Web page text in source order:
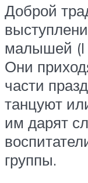
Доброй
малышей (I
Они
части
танцуют
им дарят
группы.